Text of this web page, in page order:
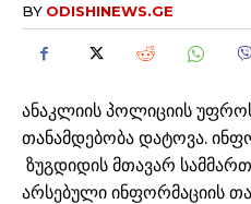
BY ODISHINEWS.GE
ანაკლიის პოლიციის
თანამდებობა დატოვა.
ზუგდიდის მთავარ
არსებული ინფორმაციის